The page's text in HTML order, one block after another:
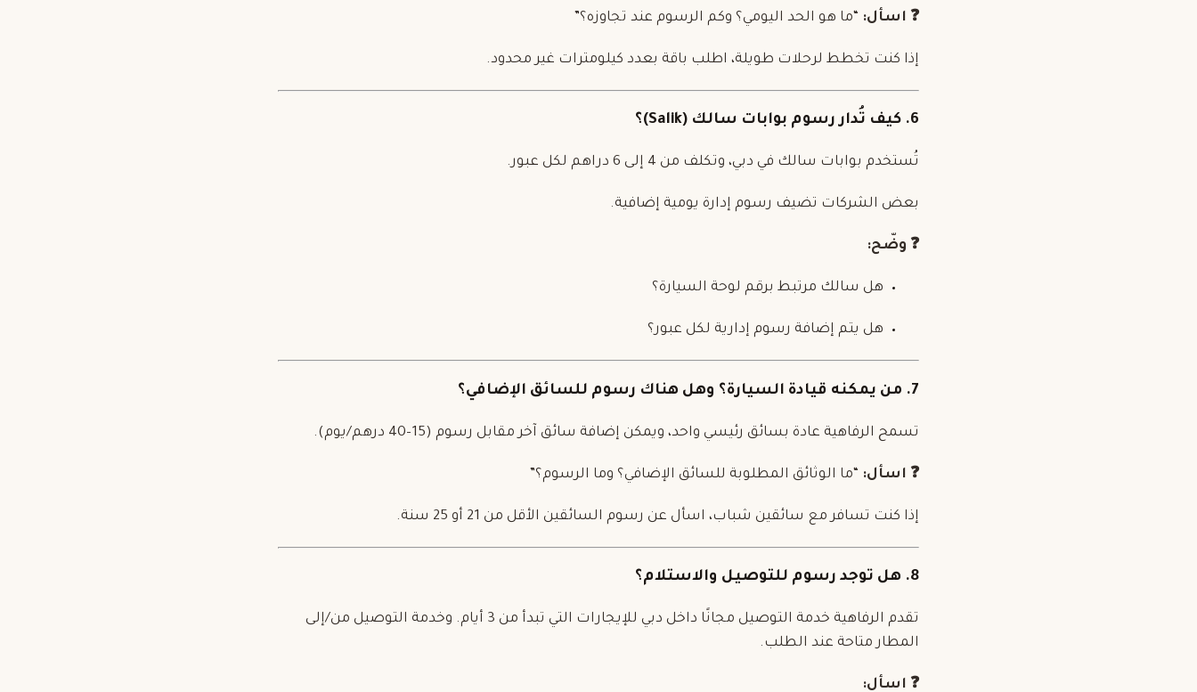
❓ اسأل: “ما هو الحد اليومي؟ وكم الرسوم عند تجاوزه؟”
إذا كنت تخطط لرحلات طويلة، اطلب باقة بعدد كيلومترات غير محدود.
6. كيف تُدار رسوم بوابات سالك (Salik)؟
تُستخدم بوابات سالك في دبي، وتكلف من 4 إلى 6 دراهم لكل عبور.
بعض الشركات تضيف رسوم إدارة يومية إضافية.
❓ وضّح:
هل سالك مرتبط برقم لوحة السيارة؟
هل يتم إضافة رسوم إدارية لكل عبور؟
7. من يمكنه قيادة السيارة؟ وهل هناك رسوم للسائق الإضافي؟
تسمح الرفاهية عادة بسائق رئيسي واحد، ويمكن إضافة سائق آخر مقابل رسوم (15–40 درهم/يوم).
❓ اسأل: “ما الوثائق المطلوبة للسائق الإضافي؟ وما الرسوم؟”
إذا كنت تسافر مع سائقين شباب، اسأل عن رسوم السائقين الأقل من 21 أو 25 سنة.
8. هل توجد رسوم للتوصيل والاستلام؟
تقدم الرفاهية خدمة التوصيل مجانًا داخل دبي للإيجارات التي تبدأ من 3 أيام. وخدمة التوصيل من/إلى
المطار متاحة عند الطلب.
❓ اسأل: